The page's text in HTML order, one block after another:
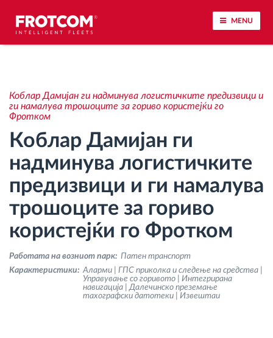
MENU
Анализа на возачкото однесување
Следење на времетраењето на возењето
Управување со работната сила
Далечинско преземање тахографски
Контрола на пристап
Управување со горивото
Коблар Дамијан ги надминува логистичките предизвици и
ги намалува трошоците за гориво користејќи го
Фротком
Коблар Дамијан ги
надминува логистичките
предизвици и ги намалува
трошоците за гориво
користејќи го Фротком
Работата на возниот парк: Патен транспорт
Kарактеристики: Аларми | ГПС приколка и следење на средства |
Управување со горивото | Интегрирана
навигација | Далечинско преземање
тахографски датотеки | Извештаи